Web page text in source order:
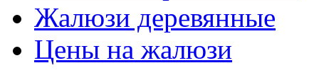
Жалюзи деревянные
Цены на жалюзи